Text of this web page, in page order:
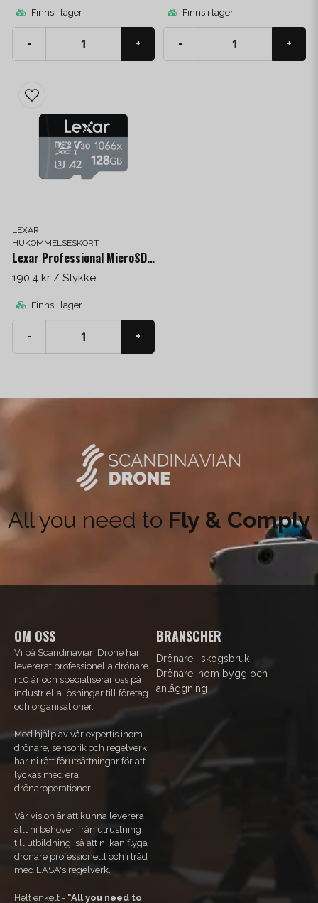
Finns i lager
- +
Finns i lager
- +
LEXAR
HUKOMMELSESKORT
Lexar Professional MicroSDXC 1066x 64 GB
190,4 kr / Stykke
Finns i lager
- +
All you need to Fly & Comply
OM OSS
Vi på Scandinavian Drone har
levererat professionella drönare
i 10 år och specialiserar oss på
industriella lösningar till företag
och organisationer.
Med hjälp av vår expertis inom
drönare, sensorik och regelverk
har ni rätt förutsättningar för att
lyckas med era
drönaroperationer.
Vår vision är att kunna leverera
allt ni behöver, från utrustning
till utbildning, så att ni kan flyga
drönare professionellt och i tråd
med EASA's regelverk.
Helt enkelt - "All you need to
BRANSCHER
Drönare i skogsbruk
Drönare inom bygg och
anläggning